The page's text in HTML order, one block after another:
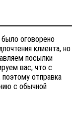
оговорено
клиента, но
посылки
вас, что с
отправка
с обычной